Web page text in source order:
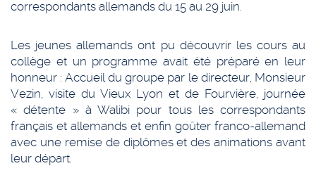
correspondants allemands du 15 au 29 juin.
Les jeunes allemands ont pu découvrir les cours au
collège et un programme avait été préparé en leur
honneur : Accueil du groupe par le directeur, Monsieur
Vezin, visite du Vieux Lyon et de Fourvière, journée
« détente » à Walibi pour tous les correspondants
français et allemands et enfin goûter franco-allemand
avec une remise de diplômes et des animations avant
leur départ.